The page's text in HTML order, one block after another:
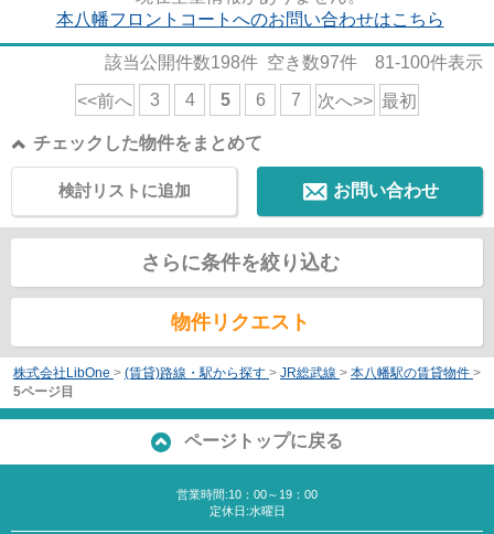
本八幡フロントコートへのお問い合わせはこちら
該当公開件数198件 空き数97件 81-100件表示
<<前へ 3 4 5 6 7 次へ>> 最初
チェックした物件をまとめて
お問い合わせ
検討リストに追加
さらに条件を絞り込む
物件リクエスト
株式会社LibOne > (賃貸)路線・駅から探す > JR総武線 > 本八幡駅の賃貸物件 >
5ページ目
ページトップに戻る
営業時間:10：00～19：00
定休日:水曜日